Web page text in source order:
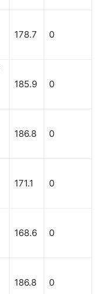
178.7 0
185.9 0
186.8 0
171.1 0
168.6 0
186.8 0